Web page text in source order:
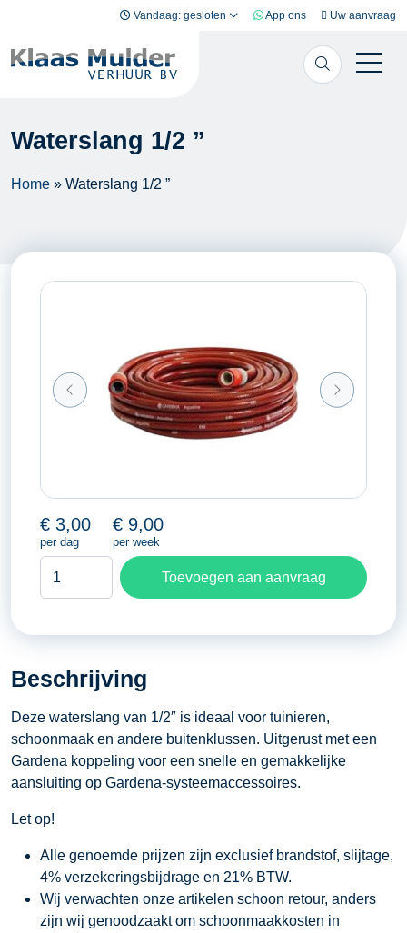
Vandaag: gesloten App ons Uw aanvraag
Waterslang 1/2 ”
Home » Waterslang 1/2 ”
€ 3,00
per dag
€ 9,00
per week
aantal
Toevoegen aan aanvraag
Beschrijving
Deze waterslang van 1/2″ is ideaal voor tuinieren,
schoonmaak en andere buitenklussen. Uitgerust met een
Gardena koppeling voor een snelle en gemakkelijke
aansluiting op Gardena-systeemaccessoires.
Let op!
Alle genoemde prijzen zijn exclusief brandstof, slijtage,
4% verzekeringsbijdrage en 21% BTW.
Wij verwachten onze artikelen schoon retour, anders
zijn wij genoodzaakt om schoonmaakkosten in